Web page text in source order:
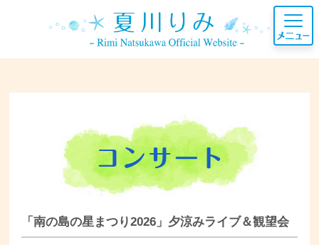
「南の島の星まつり2026」夕涼みライブ＆観望会